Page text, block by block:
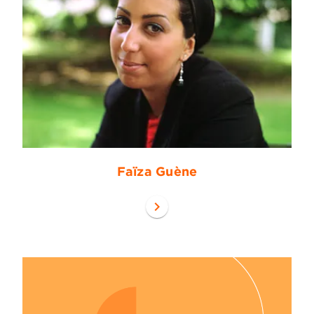
Faïza Guène
chevron_right